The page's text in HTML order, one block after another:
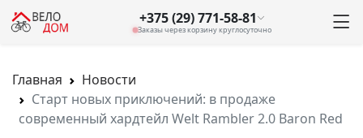
+375 (29) 771-58-81
Заказы через корзину круглосуточно
Главная
Новости
Старт новых приключений: в продаже
современный хардтейл Welt Rambler 2.0 Baron Red